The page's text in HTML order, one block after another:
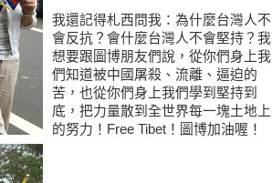
我還記得札西問我：為什麼台灣人不
會反抗？會什麼台灣人不會堅持？我
想要跟圖博朋友們說，從你們身上我
們知道被中國屠殺、流離、逼迫的
苦，也從你們身上我們學到堅持到
底，把力量散到全世界每一塊土地上
的努力！Free Tibet！圖博加油喔！